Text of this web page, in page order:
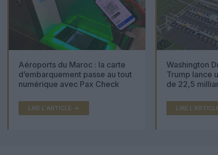
Aéroports du Maroc : la carte
d’embarquement passe au tout
numérique avec Pax Check
LIRE L'ARTICLE
Washington
Trump lance
de 22,5
LIRE